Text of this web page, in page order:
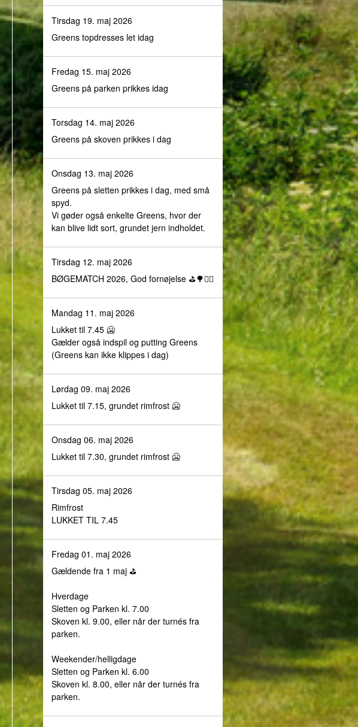
Tirsdag 19. maj 2026
Greens topdresses let idag
Fredag 15. maj 2026
Greens på parken prikkes idag
Torsdag 14. maj 2026
Greens på skoven prikkes i dag
Onsdag 13. maj 2026
Greens på sletten prikkes i dag, med små
spyd.
Vi gøder også enkelte Greens, hvor der
kan blive lidt sort, grundet jern indholdet.
Tirsdag 12. maj 2026
BØGEMATCH 2026, God fornøjelse ⛳️🌳🏌️‍♀️
Mandag 11. maj 2026
Lukket til 7.45 🥶
Gælder også indspil og putting Greens
(Greens kan ikke klippes i dag)
Lørdag 09. maj 2026
Lukket til 7.15, grundet rimfrost 🥶
Onsdag 06. maj 2026
Lukket til 7.30, grundet rimfrost 🥶
Tirsdag 05. maj 2026
Rimfrost
LUKKET TIL 7.45
Fredag 01. maj 2026
Gældende fra 1 maj ⛳️
Hverdage
Sletten og Parken kl. 7.00
Skoven kl. 9.00, eller når der turnés fra
parken.
Weekender/helligdage
Sletten og Parken kl. 6.00
Skoven kl. 8.00, eller når der turnés fra
parken.